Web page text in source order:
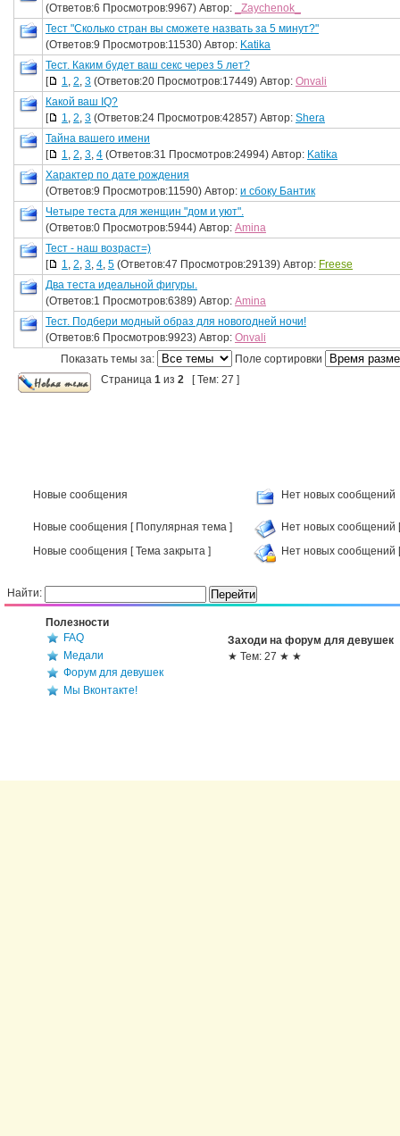
(Ответов:6 Просмотров:9967) Автор:
_Zaychenok_
Тест "Сколько стран вы сможете назвать за 5 минут?"
(Ответов:9 Просмотров:11530) Автор: Katika
Тест. Каким будет ваш секс через 5 лет?
[
1, 2, 3 (Ответов:20 Просмотров:17449) Автор: Onvali
Какой ваш IQ?
[
1, 2, 3 (Ответов:24 Просмотров:42857) Автор: Shera
Тайна вашего имени
[
1, 2, 3, 4 (Ответов:31 Просмотров:24994) Автор: Katika
Характер по дате рождения
(Ответов:9 Просмотров:11590) Автор: и сбоку Бантик
Четыре теста для женщин "дом и уют".
(Ответов:0 Просмотров:5944) Автор: Amina
Тест - наш возраст=)
[
1, 2, 3, 4, 5 (Ответов:47 Просмотров:29139) Автор: Freese
Два теста идеальной фигуры.
(Ответов:1 Просмотров:6389) Автор: Amina
Тест. Подбери модный образ для новогодней ночи!
(Ответов:6 Просмотров:9923) Автор: Onvali
Показать темы за:
Поле сортировки
Страница 1 из 2 [ Тем: 27 ]
Новые сообщения Нет новых сообщений
Новые сообщения [ Популярная тема ]
Нет новых сообщений
Новые сообщения [ Тема закрыта ]
Нет новых сообщений
Найти:
Полезности
FAQ
Медали
Форум для девушек
Мы Вконтакте!
Заходи на форум для девушек
★ Тем: 27 ★ ★